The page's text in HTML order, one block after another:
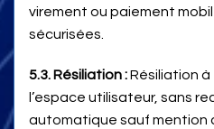
virement ou paiement
sécurisées.
5.3. Résiliation :Résiliation
l’espace utilisateur, sans
automatique sauf mention